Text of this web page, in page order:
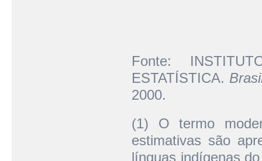
Fonte:
ESTATÍSTICA.
2000.
(1) O termo
estimativas são
línguas indígenas